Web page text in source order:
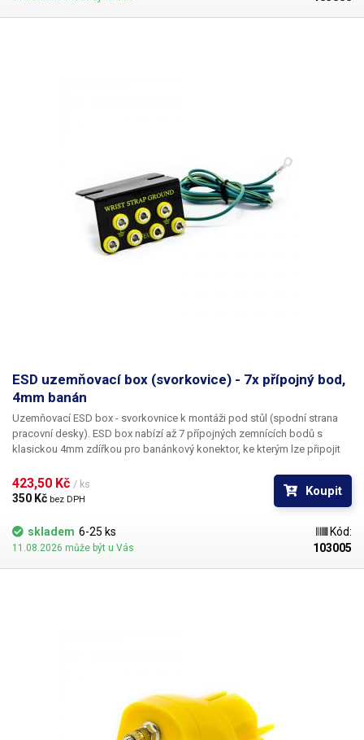
ESD uzemňovací box (svorkovice) - 7x přípojný bod,
4mm banán
Uzemňovací ESD box - svorkovnice k montáži pod stůl (spodní strana
pracovní desky). ESD box nabízí až 7 přípojných zemnících bodů s
klasickou 4mm zdířkou pro banánkový konektor, ke kterým lze připojit
pracovní podložky a další ESD vybavení vyžadující zazemnění. Samotný
box je vyroben z kovového profilu ve tvaru L, zadní část konektorů je
obnažená. Vývodem je zemnící vodič o délce 140cm, zakončený
plochým očkem. Součástí balení je také odpor 1MΩ, který je třeba
předřadit při připojení ESD boxu k PE vodiči v síti. V případě připojení
boxu k ESD zástrčce do sítě, odpor není potřebný, jelikož zpravidla už
bývá součástí ESD zástrčky. Konektory: 7x @ 4mm banánek Zemnící
423,50 Kč / ks
350 Kč bez DPH
Koupit
skladem 6-25 ks
11.08.2026 může být u Vás
Kód:
103005